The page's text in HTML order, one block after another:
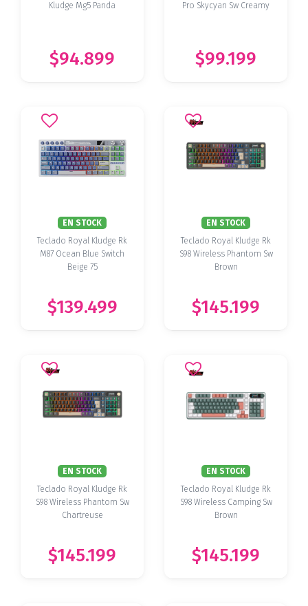
Kludge Mg5 Panda
$94.899
Pro Skycyan Sw Creamy
$99.199
EN STOCK
Teclado Royal Kludge Rk
M87 Ocean Blue Switch
Beige 75
$139.499
EN STOCK
Teclado Royal Kludge Rk
S98 Wireless Phantom Sw
Brown
$145.199
EN STOCK
Teclado Royal Kludge Rk
S98 Wireless Phantom Sw
Chartreuse
$145.199
EN STOCK
Teclado Royal Kludge Rk
S98 Wireless Camping Sw
Brown
$145.199